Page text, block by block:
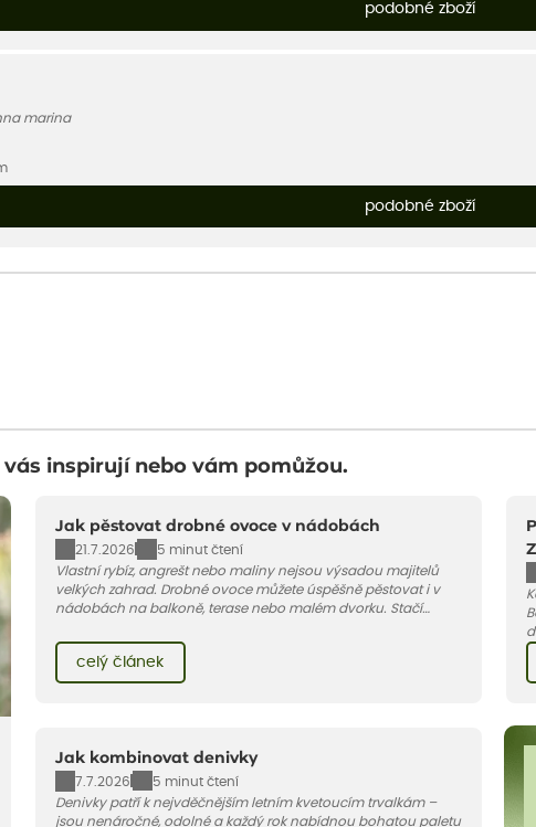
podobné zboží
marina
podobné zboží
inspirují nebo vám pomůžou.
Jak pěstovat drobné ovoce v nádobách
21.7.2026
5 minut čtení
Vlastní rybíz, angrešt nebo maliny nejsou výsadou majitelů
velkých zahrad. Drobné ovoce můžete úspěšně pěstovat i v
nádobách na balkoně, terase nebo malém dvorku. Stačí
pár základních pravidel. V tomto článku vám poradíme, jak na
celý článek
Jak kombinovat denivky
7.7.2026
5 minut čtení
Denivky patří k nejvděčnějším letním kvetoucím trvalkám –
jsou nenáročné, odolné a každý rok nabídnou bohatou paletu